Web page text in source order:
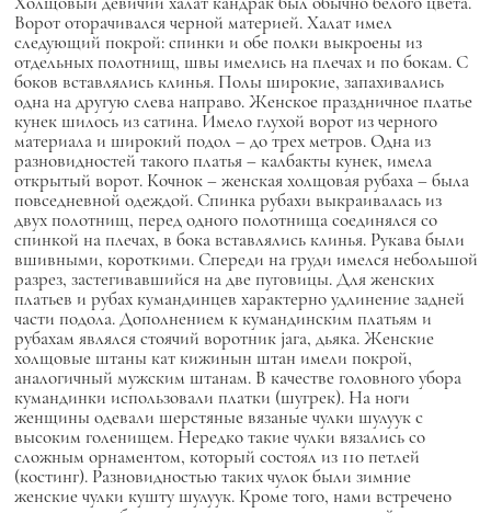
Ворот оторачивался черной материей. Халат имел
следующий покрой: спинки и обе полки выкроены из
отдельных полотнищ, швы имелись на плечах и по бокам. С
боков вставлялись клинья. Полы широкие, запахивались
одна на другую слева направо. Женское праздничное платье
кунек шилось из сатина. Имело глухой ворот из черного
материала и широкий подол – до трех метров. Одна из
разновидностей такого платья – калбакты кунек, имела
открытый ворот. Кочнок – женская холщовая рубаха – была
повседневной одеждой. Спинка рубахи выкраивалась из
двух полотнищ, перед одного полотнища соединялся со
спинкой на плечах, в бока вставлялись клинья. Рукава были
вшивными, короткими. Спереди на груди имелся небольшой
разрез, застегивавшийся на две пуговицы. Для женских
платьев и рубах кумандинцев характерно удлинение задней
части подола. Дополнением к кумандинским платьям и
рубахам являлся стоячий воротник jага, дьяка. Женские
холщовые штаны кат кижинын штан имели покрой,
аналогичный мужским штанам. В качестве головного убора
кумандинки использовали платки (шугрек). На ноги
женщины одевали шерстяные вязаные чулки шулуук с
высоким голенищем. Нередко такие чулки вязались со
сложным орнаментом, который состоял из 110 петлей
(костинг). Разновидностью таких чулок были зимние
женские чулки кушту шулуук. Кроме того, нами встречено